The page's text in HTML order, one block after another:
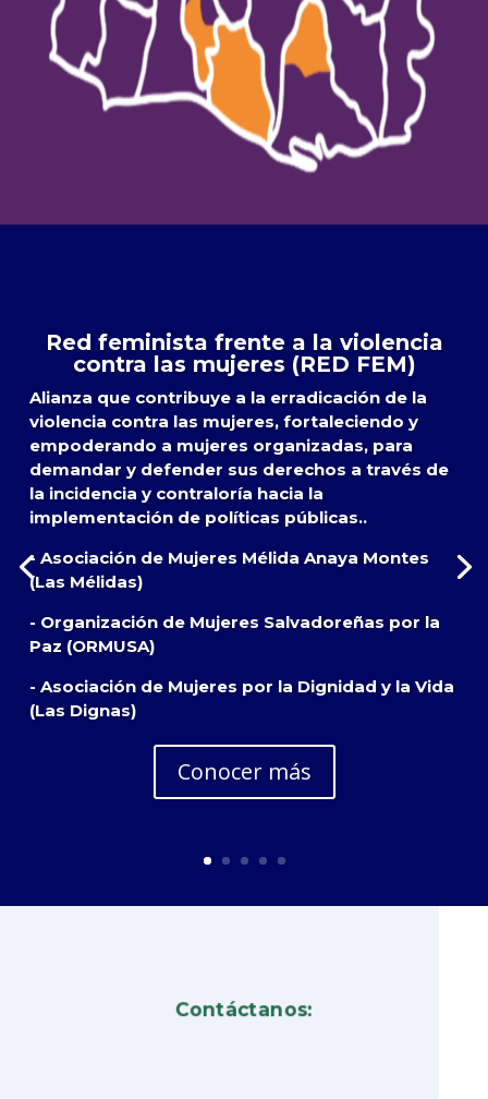
Red feminista frente a la violencia
contra las mujeres (RED FEM)
Alianza que contribuye a la erradicación de la
violencia contra las mujeres, fortaleciendo y
empoderando a mujeres organizadas, para
demandar y defender sus derechos a través de
la incidencia y contraloría hacia la
implementación de políticas públicas..
- Asociación de Mujeres Mélida Anaya Montes
(Las Mélidas)
- Organización de Mujeres Salvadoreñas por la
Paz (ORMUSA)
- Asociación de Mujeres por la Dignidad y la Vida
(Las Dignas)
Conocer más
Contáctanos: